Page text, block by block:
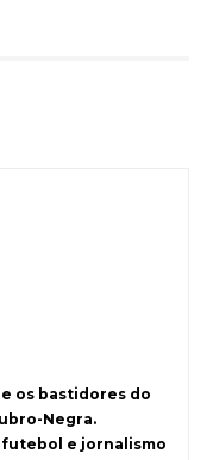
os bastidores do
Negra.
e jornalismo